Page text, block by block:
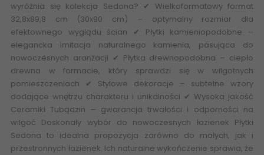
wyróżnia się kolekcja Sedona? ✔ Wielkoformatowy format
32,8x89,8 cm (30x90 cm) – optymalny rozmiar dla
efektownego wyglądu ścian ✔ Płytki kamieniopodobne –
elegancka imitacja naturalnego kamienia, pasująca do
nowoczesnych aranżacji ✔ Płytka drewnopodobna – ciepło
drewna w formacie, który sprawdzi się w wilgotnych
pomieszczeniach ✔ Stylowe dekoracje – subtelne wzory
dodające wnętrzu charakteru i unikalności ✔ Wysoka jakość
Ceramiki Tubądzin – gwarancja trwałości i odporności na
wilgoć Doskonały wybór do nowoczesnych łazienek Płytki
Sedona to idealna propozycja zarówno do małych, jak i
przestronnych łazienek. Ich naturalne wykończenie sprawia, że